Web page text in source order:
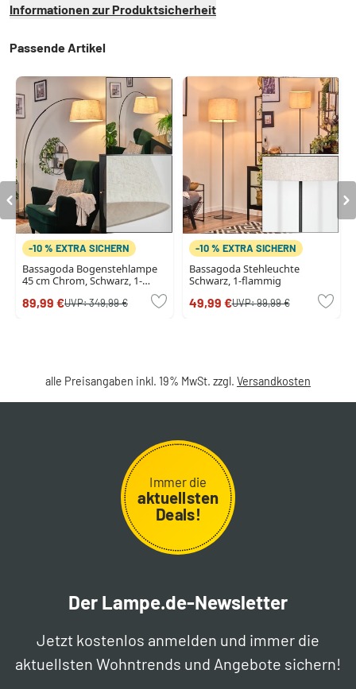
Informationen zur Produktsicherheit
Passende Artikel
-10 % EXTRA SICHERN
Bassagoda Bogenstehlampe
45 cm Chrom, Schwarz, 1-
89,99 €UVP:349,99 €
-10 % EXTRA SICHERN
Bassagoda Stehleuchte
Schwarz, 1-flammig
49,99 €UVP:99,99 €
alle Preisangaben inkl. 19% MwSt. zzgl. Versandkosten
Immer die
aktuellsten
Deals!
Der Lampe.de-Newsletter
Jetzt kostenlos anmelden und immer die
aktuellsten Wohntrends und Angebote sichern!